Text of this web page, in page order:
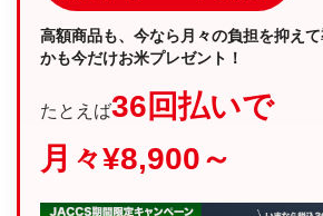
高額商品も、今なら月々の負担を抑え
かも今だけお米プレゼント！
たとえば36回払いで
月々¥8,900～